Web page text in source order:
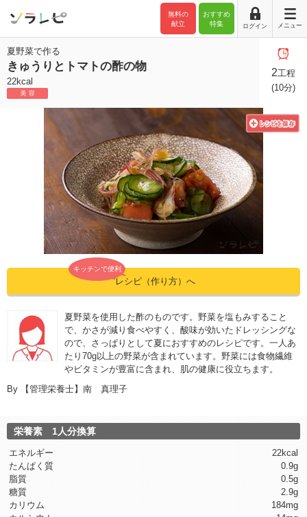
おすすめ
特集
無料の
献立
ログイン メニュー
夏野菜で作る
きゅうりとトマトの酢の物
22kcal
2工程
(10分)
キッチンで便利
”レシピ（作り方）へ
夏野菜を使用した酢のものです。野菜を塩もみすること
で、かさが減り食べやすく、酸味が効いたドレッシングな
ので、さっぱりとして夏におすすめのレシピです。一人あ
たり70g以上の野菜が含まれています。野菜には食物繊維
やビタミンが豊富に含まれ、肌の健康に役立ちます。
By
【管理栄養士】南 真理子
栄養素 1人分換算
エネルギー
22kcal
たんぱく質
0.9g
脂質
0.5g
糖質
2.9g
カリウム
184mg